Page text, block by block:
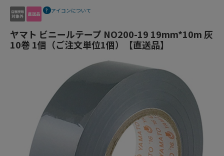
アイコンについて
ヤマト ビニールテープ NO200-19 19mm*10m 灰
10巻 1個（ご注文単位1個）【直送品】